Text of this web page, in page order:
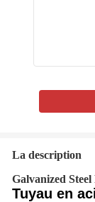
La description
Galvanized Steel
Tuyau en